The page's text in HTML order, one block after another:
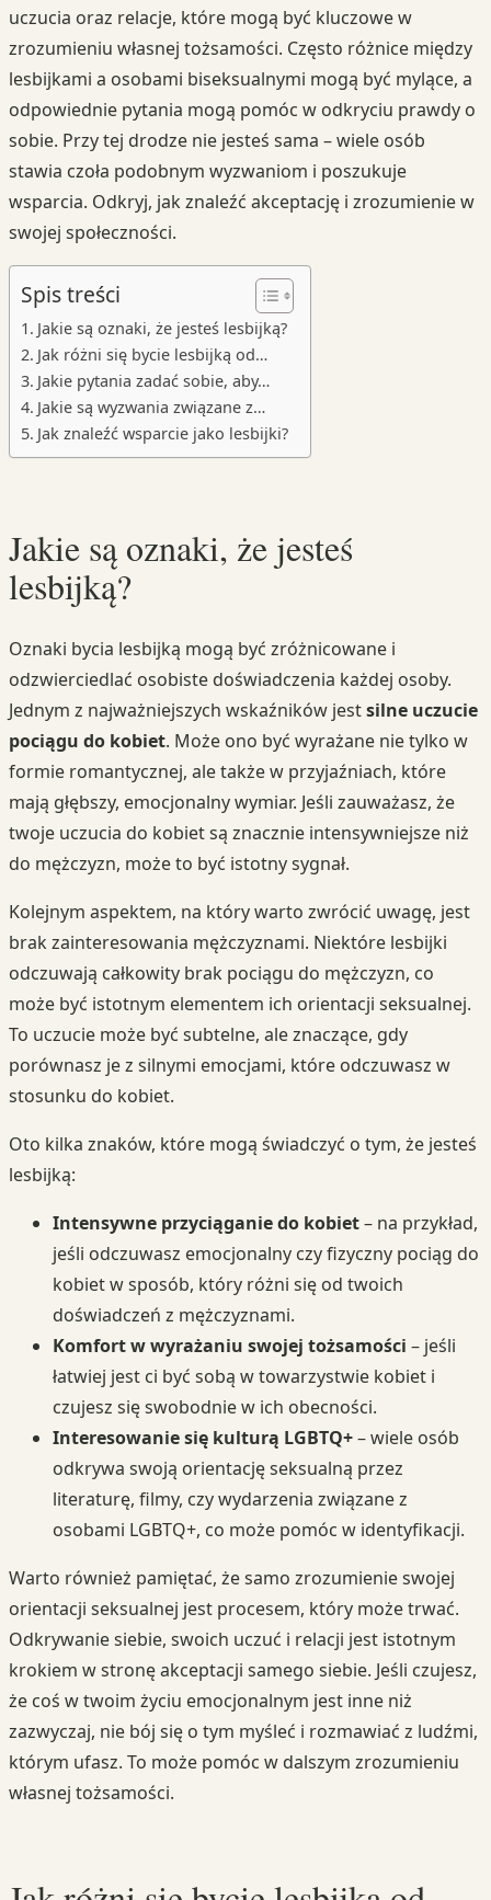
uczucia oraz relacje, które mogą być kluczowe w
zrozumieniu własnej tożsamości. Często różnice między
lesbijkami a osobami biseksualnymi mogą być mylące, a
odpowiednie pytania mogą pomóc w odkryciu prawdy o
sobie. Przy tej drodze nie jesteś sama – wiele osób
stawia czoła podobnym wyzwaniom i poszukuje
wsparcia. Odkryj, jak znaleźć akceptację i zrozumienie w
swojej społeczności.
Spis treści
Jakie są oznaki, że jesteś lesbijką?
Jak różni się bycie lesbijką od…
Jakie pytania zadać sobie, aby…
Jakie są wyzwania związane z…
Jak znaleźć wsparcie jako lesbijki?
Jakie są oznaki, że jesteś
lesbijką?
Oznaki bycia lesbijką mogą być zróżnicowane i
odzwierciedlać osobiste doświadczenia każdej osoby.
Jednym z najważniejszych wskaźników jestsilne uczucie
pociągu do kobiet. Może ono być wyrażane nie tylko w
formie romantycznej, ale także w przyjaźniach, które
mają głębszy, emocjonalny wymiar. Jeśli zauważasz, że
twoje uczucia do kobiet są znacznie intensywniejsze niż
do mężczyzn, może to być istotny sygnał.
Kolejnym aspektem, na który warto zwrócić uwagę, jest
brak zainteresowania mężczyznami. Niektóre lesbijki
odczuwają całkowity brak pociągu do mężczyzn, co
może być istotnym elementem ich orientacji seksualnej.
To uczucie może być subtelne, ale znaczące, gdy
porównasz je z silnymi emocjami, które odczuwasz w
stosunku do kobiet.
Oto kilka znaków, które mogą świadczyć o tym, że jesteś
lesbijką:
Intensywne przyciąganie do kobiet– na przykład,
jeśli odczuwasz emocjonalny czy fizyczny pociąg do
kobiet w sposób, który różni się od twoich
doświadczeń z mężczyznami.
Komfort w wyrażaniu swojej tożsamości – jeśli
łatwiej jest ci być sobą w towarzystwie kobiet i
czujesz się swobodnie w ich obecności.
Interesowanie się kulturą LGBTQ+– wiele osób
odkrywa swoją orientację seksualną przez
literaturę, filmy, czy wydarzenia związane z
osobami LGBTQ+, co może pomóc w identyfikacji.
Warto również pamiętać, że samo zrozumienie swojej
orientacji seksualnej jest procesem, który może trwać.
Odkrywanie siebie, swoich uczuć i relacji jest istotnym
krokiem w stronę akceptacji samego siebie. Jeśli czujesz,
że coś w twoim życiu emocjonalnym jest inne niż
zazwyczaj, nie bój się o tym myśleć i rozmawiać z ludźmi,
którym ufasz. To może pomóc w dalszym zrozumieniu
własnej tożsamości.